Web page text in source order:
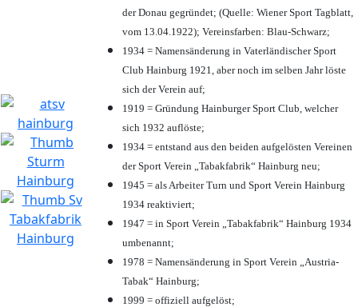
der Donau gegründet; (Quelle: Wiener Sport Tagblatt,
vom 13.04.1922); Vereinsfarben: Blau-Schwarz;
1934 = Namensänderung in Vaterländischer Sport
Club Hainburg 1921, aber noch im selben Jahr löste
sich der Verein auf;
1919 = Gründung Hainburger Sport Club, welcher
sich 1932 auflöste;
1934 = entstand aus den beiden aufgelösten Vereinen
der Sport Verein „Tabakfabrik“ Hainburg neu;
1945 = als Arbeiter Turn und Sport Verein Hainburg
1934 reaktiviert;
1947 = in Sport Verein „Tabakfabrik“ Hainburg 1934
umbenannt;
1978 = Namensänderung in Sport Verein „Austria-
Tabak“ Hainburg;
1999 = offiziell aufgelöst;